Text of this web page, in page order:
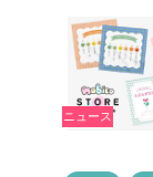
ニュース